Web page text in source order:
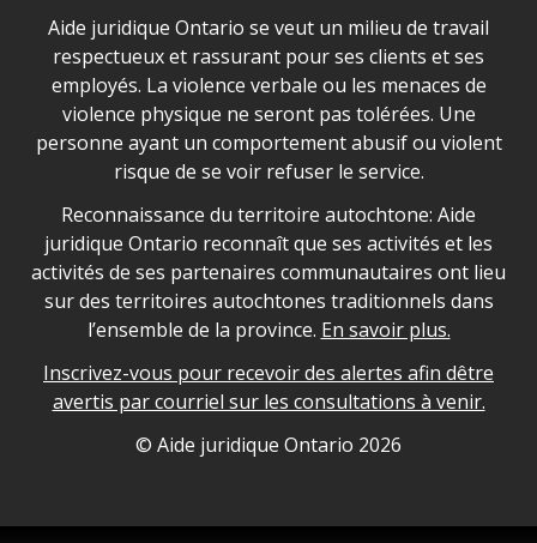
Déclaration sur la sécurité dans les locaux d'AJO.
Aide juridique Ontario se veut un milieu de travail
respectueux et rassurant pour ses clients et ses
employés. La violence verbale ou les menaces de
violence physique ne seront pas tolérées. Une
personne ayant un comportement abusif ou violent
risque de se voir refuser le service.
Legal Aid Ontario land acknowledgement
Reconnaissance du territoire autochtone: Aide
juridique Ontario reconnaît que ses activités et les
activités de ses partenaires communautaires ont lieu
sur des territoires autochtones traditionnels dans
l’ensemble de la province. En savoir plus.
Inscrivez-vous pour recevoir des alertes afin dêtre
avertis par courriel sur les consultations à venir.
Legal Aid Ontario copyright information
© Aide juridique Ontario 2026